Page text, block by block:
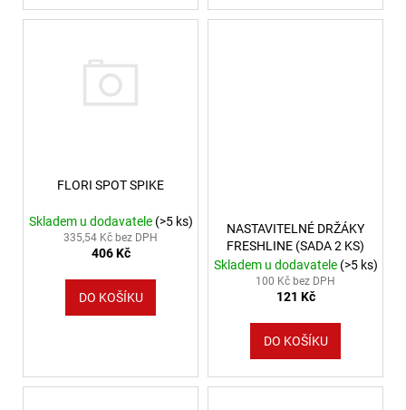
FLORI SPOT SPIKE
Skladem u dodavatele (>5 ks)
335,54 Kč bez DPH
406 Kč
DO KOŠÍKU
NASTAVITELNÉ DRŽÁKY
FRESHLINE (SADA 2 KS)
Skladem u dodavatele (>5 ks)
100 Kč bez DPH
121 Kč
DO KOŠÍKU